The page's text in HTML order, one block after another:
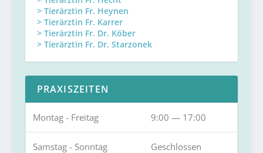
> Tierärztin Fr. Heynen
> Tierärztin Fr. Karrer
> Tierärztin Fr. Dr. Köber
> Tierärztin Fr. Dr. Starzonek
PRAXISZEITEN
Montag - Freitag 9:00 — 17:00
Samstag - Sonntag Geschlossen